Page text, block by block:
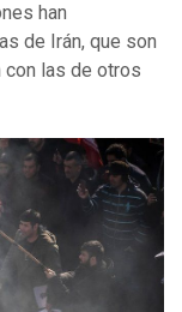
han
de Irán, que son
con las de otros